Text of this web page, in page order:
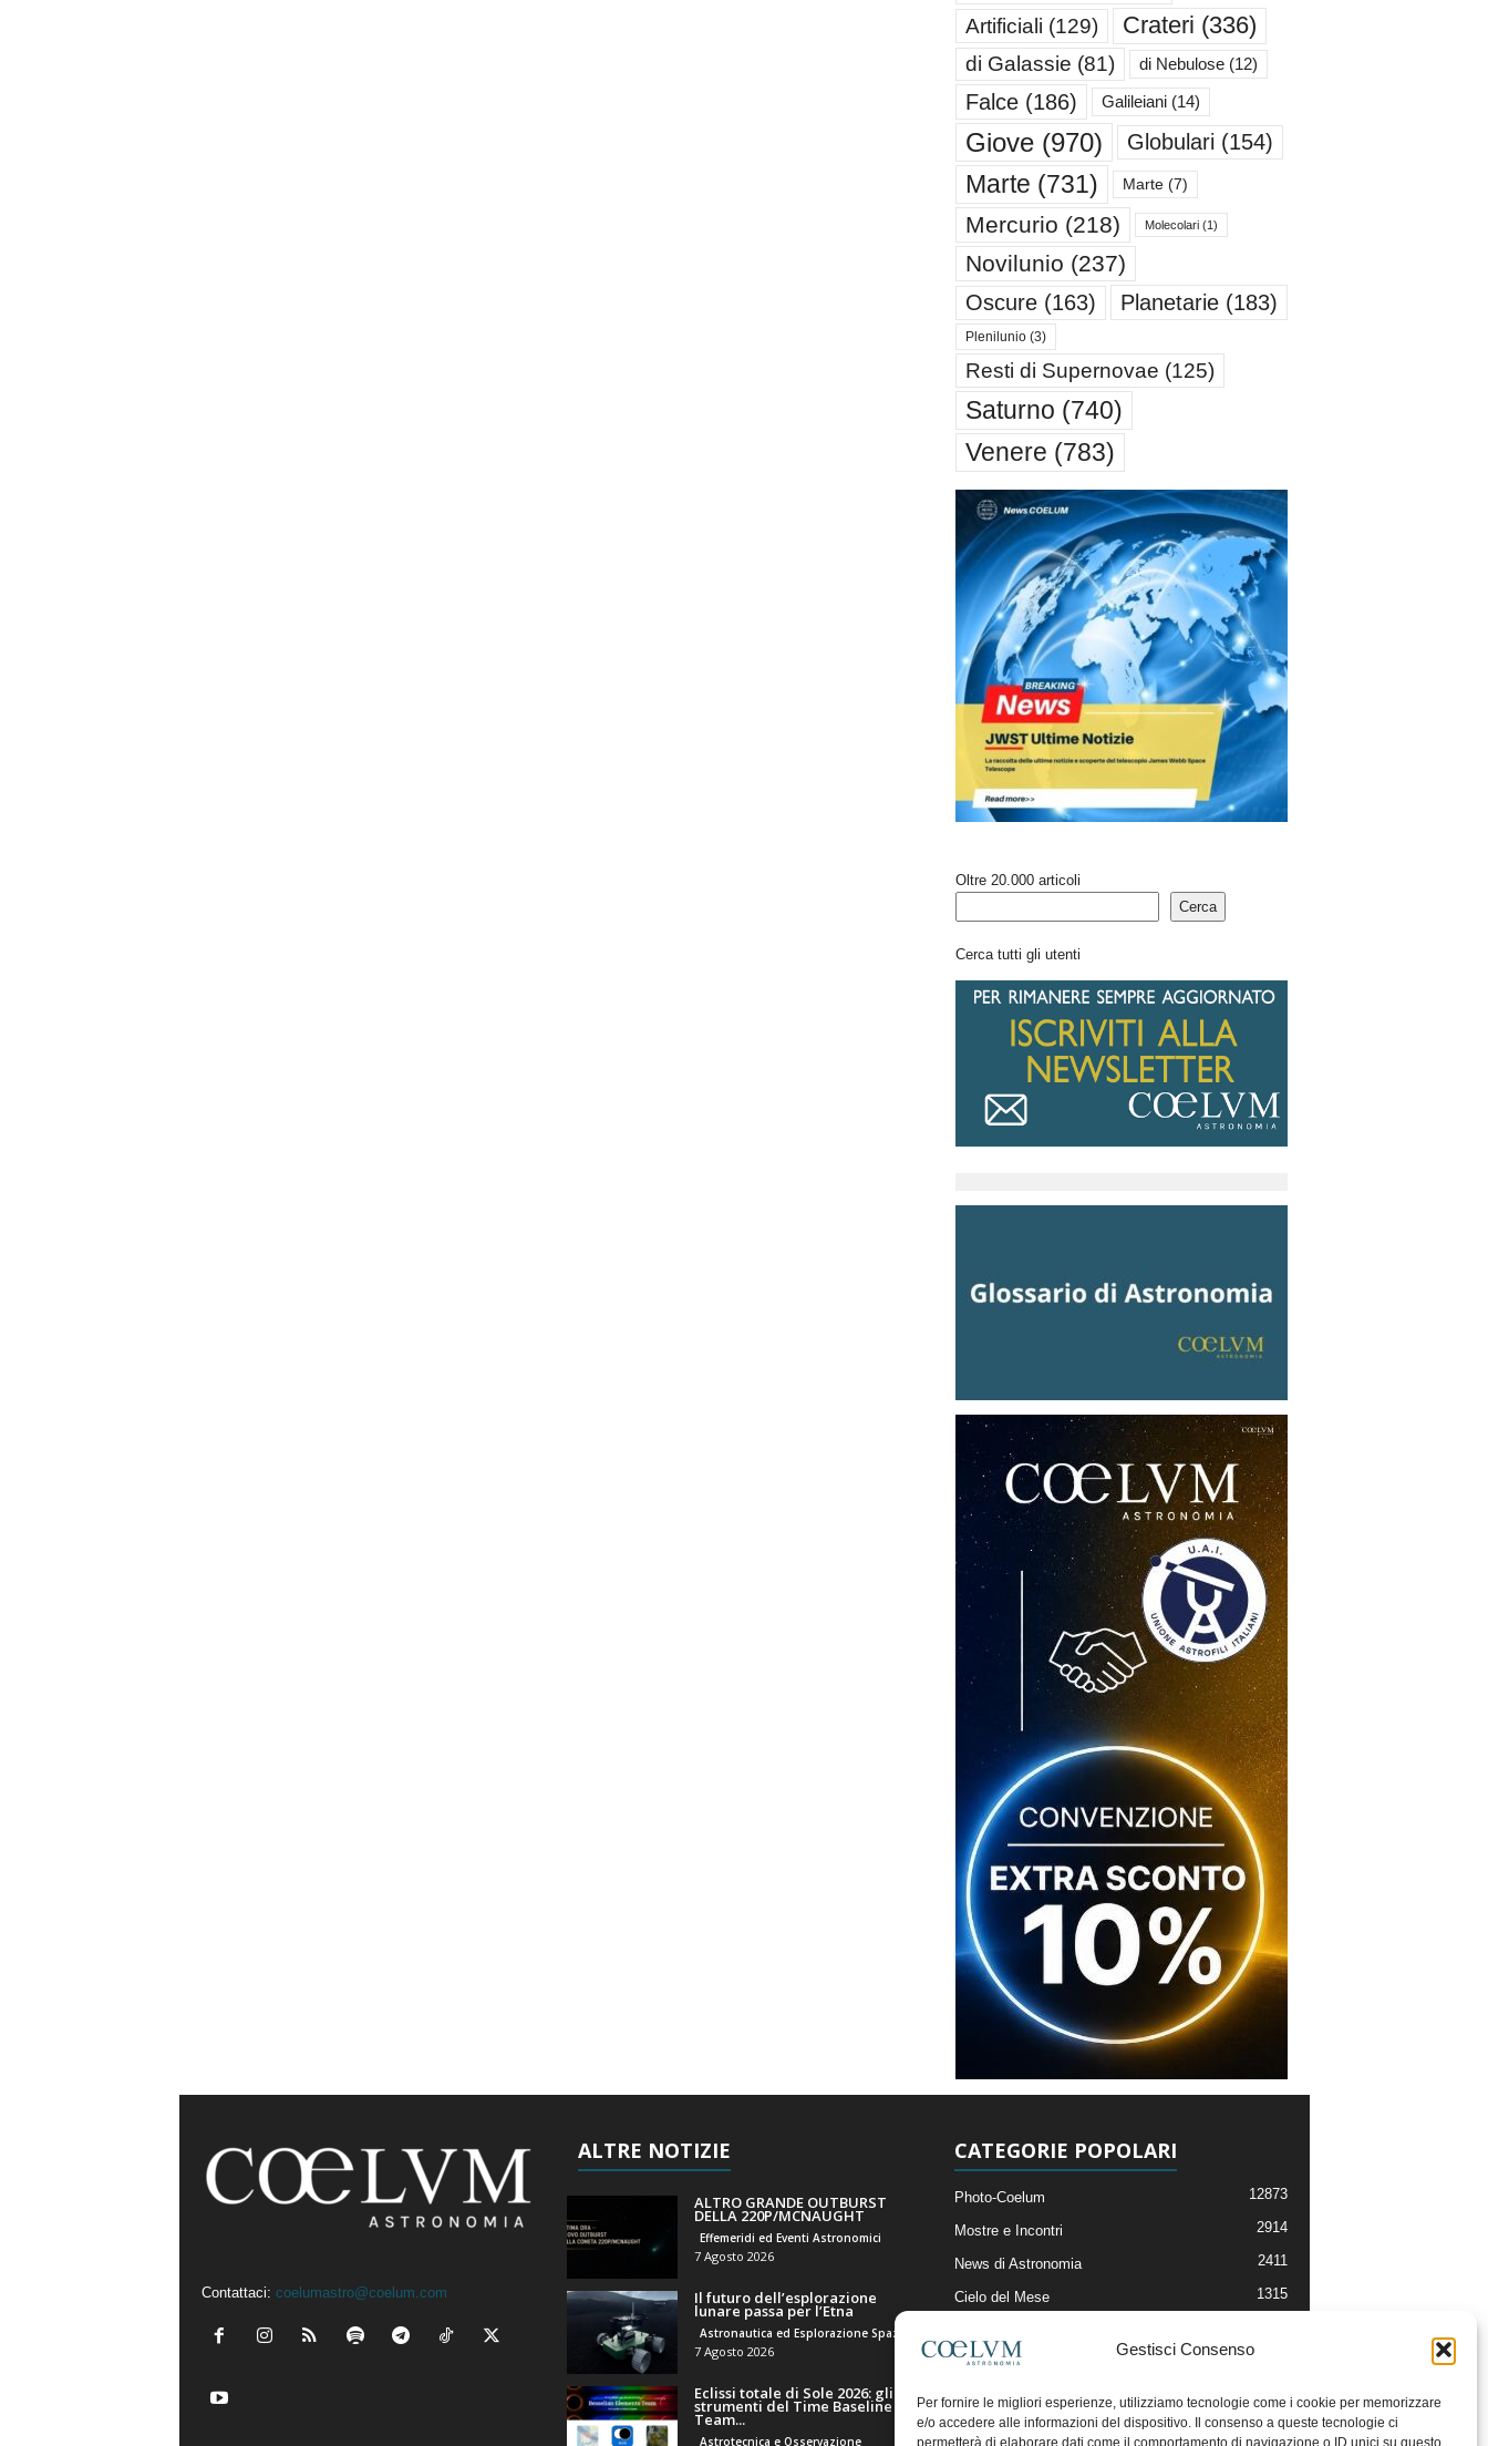
Gestisci Consenso
Per fornire le migliori esperienze, utilizziamo tecnologie come i cookie per memorizzare
e/o accedere alle informazioni del dispositivo. Il consenso a queste tecnologie ci
permetterà di elaborare dati come il comportamento di navigazione o ID unici su questo
Artificiali (129) Crateri (336)
di Galassie (81) di Nebulose(12)
Falce(186) Galileiani(14)
Giove(970) Globulari (154)
Marte (731) Marte(7)
Mercurio (218) Molecolari(1)
Novilunio (237)
Oscure(163) Planetarie(183)
Plenilunio(3)
Resti di Supernovae (125)
Saturno (740)
Venere (783)
Oltre 20.000 articoli
Cerca
Cerca tutti gli utenti
Contattaci: coelumastro@coelum.com
ALTRE NOTIZIE
ALTRO GRANDE OUTBURST
DELLA 220P/MCNAUGHT
Effemeridi ed Eventi Astronomici
7 Agosto 2026
Il futuro dell’esplorazione
lunare passa per l’Etna
7 Agosto 2026
Eclissi totale di Sole 2026: gli
strumenti del Time Baseline
Team...
Astrotecnica e Osservazione
CATEGORIE POPOLARI
Photo-Coelum 12873
Mostre e Incontri 2914
News di Astronomia 2411
Cielo del Mese 1315
Articoli e Risorse On-Line
Il Blog della Redazione